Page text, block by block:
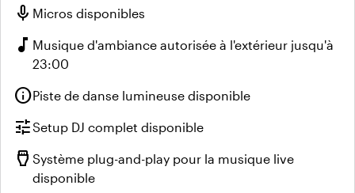
mic Micros disponibles
music_note Musique d'ambiance autorisée à l'extérieur jusqu'à
23:00
infoPiste de danse lumineuse disponible
tuneSetup DJ complet disponible
settings_input_hdmi Système plug-and-play pour la musique live
disponible